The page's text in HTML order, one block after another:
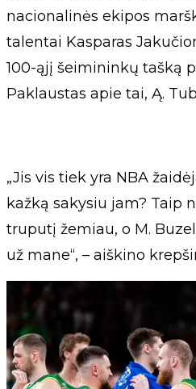
nacionalinės ekipos
talentai Kasparas
100-ąjį šeimininkų tašką
Paklaustas apie tai, Ą.
„Jis vis tiek yra NBA
kažką sakysiu jam? Taip
truputį žemiau, o M.
už mane“, – aiškino